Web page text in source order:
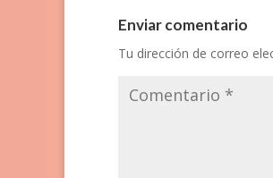
Enviar comentario
Tu dirección de correo